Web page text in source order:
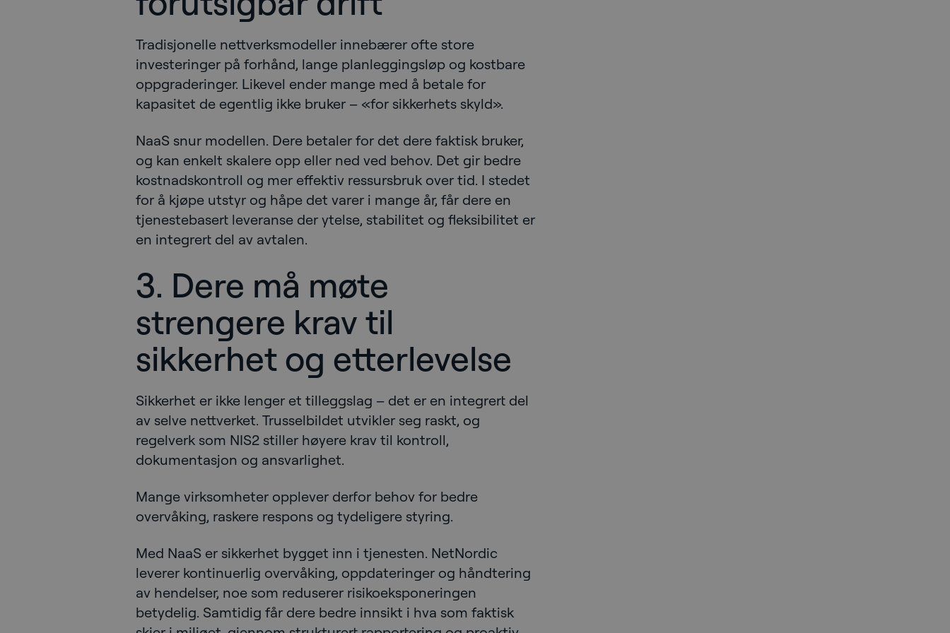
Tradisjonelle nettverksmodeller innebærer ofte store
investeringer på forhånd, lange planleggingsløp og kostbare
oppgraderinger. Likevel ender mange med å betale for
kapasitet de egentlig ikke bruker – «for sikkerhets skyld».
NaaS snur modellen. Dere betaler for det dere faktisk bruker,
og kan enkelt skalere opp eller ned ved behov. Det gir bedre
kostnadskontroll og mer effektiv ressursbruk over tid. I stedet
for å kjøpe utstyr og håpe det varer i mange år, får dere en
tjenestebasert leveranse der ytelse, stabilitet og fleksibilitet er
en integrert del av avtalen.
3. Dere må møte
strengere krav til
sikkerhet og etterlevelse
Sikkerhet er ikke lenger et tilleggslag – det er en integrert del
av selve nettverket. Trusselbildet utvikler seg raskt, og
regelverk som NIS2 stiller høyere krav til kontroll,
dokumentasjon og ansvarlighet.
Mange virksomheter opplever derfor behov for bedre
overvåking, raskere respons og tydeligere styring.
Med NaaS er sikkerhet bygget inn i tjenesten. NetNordic
leverer kontinuerlig overvåking, oppdateringer og håndtering
av hendelser, noe som reduserer risikoeksponeringen
betydelig. Samtidig får dere bedre innsikt i hva som faktisk